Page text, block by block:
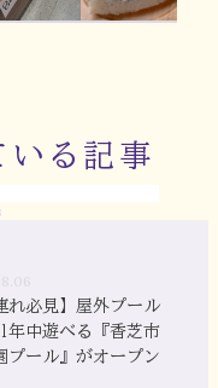
いる記事
れ必見】屋外プール
年中遊べる『香芝市
プール』がオープン